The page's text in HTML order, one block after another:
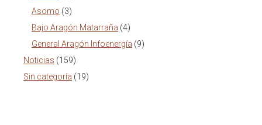
Asomo (3)
Bajo Aragón Matarraña (4)
General Aragón Infoenergía (9)
Noticias (159)
Sin categoría (19)